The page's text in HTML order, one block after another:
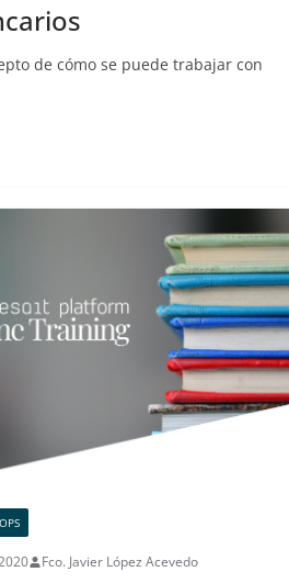
de cómo se puede trabajar con
Fco. Javier López Acevedo